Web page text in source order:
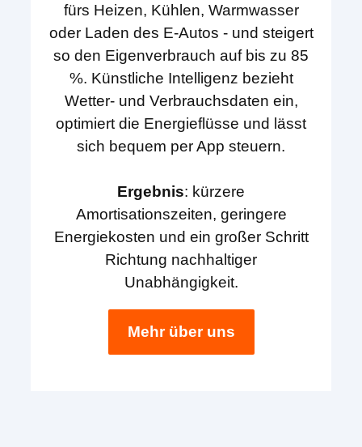
fürs Heizen, Kühlen, Warmwasser
oder Laden des E-Autos - und steigert
so den Eigenverbrauch auf bis zu 85
%. Künstliche Intelligenz bezieht
Wetter- und Verbrauchsdaten ein,
optimiert die Energieflüsse und lässt
sich bequem per App steuern.
Ergebnis: kürzere
Amortisationszeiten, geringere
Energiekosten und ein großer Schritt
Richtung nachhaltiger
Unabhängigkeit.
Mehr über uns